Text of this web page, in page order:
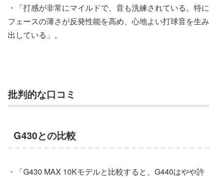
・「打感が非常にマイルドで、音も洗練されている。特に
フェースの薄さが反発性能を高め、心地よい打球音を生み
出している」。
批判的な口コミ
G430との比較
・「G430 MAX 10Kモデルと比較すると、G440はやや許